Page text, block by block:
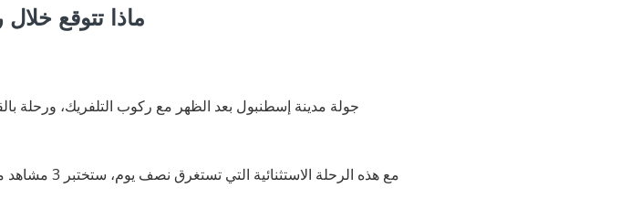
ماذا تتوقع
جولة مدينة إسطنبول بعد الظهر مع ركوب التلفريك، ورحلة
مع هذه